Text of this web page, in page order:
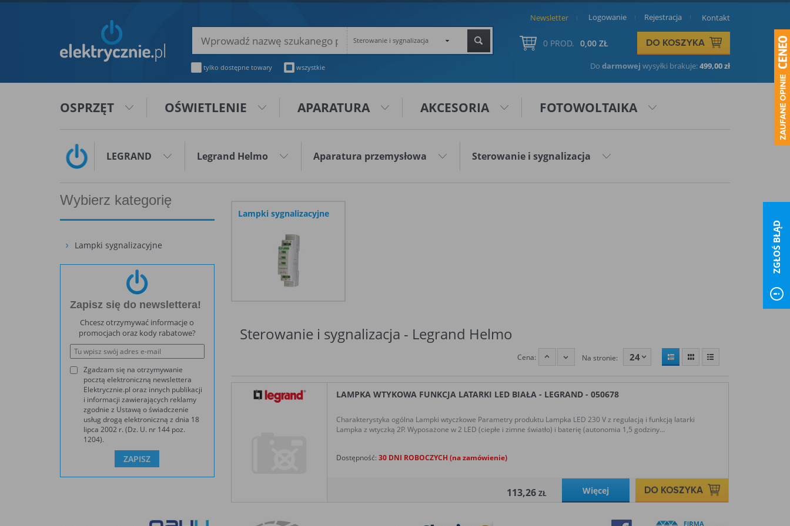
Sterowanie i sygnalizacja
tylko dostępne towary wszystkie
Newsletter Logowanie Rejestracja Kontakt
0 PROD. 0,00 ZŁ
Do darmowej wysyłki brakuje:499,00 zł
OSPRZĘT OŚWIETLENIE APARATURA AKCESORIA FOTOWOLTAIKA
LEGRAND Legrand Helmo Aparatura przemysłowa Sterowanie i sygnalizacja
Wybierz kategorię
Lampki sygnalizacyjne
Zapisz się do newslettera!
Chcesz otrzymywać informacje o
promocjach oraz kody rabatowe?
Zgadzam się na otrzymywanie
pocztą elektroniczną newslettera
Elektrycznie.pl oraz innych publikacji
i informacji zawierających reklamy
zgodnie z Ustawą o świadczenie
usług drogą elektroniczną z dnia 18
lipca 2002 r. (Dz. U. nr 144 poz.
1204).
Lampki sygnalizacyjne
Sterowanie i sygnalizacja - Legrand Helmo
Na stronie: 24
Cena:
LAMPKA WTYKOWA FUNKCJA LATARKI LED BIAŁA - LEGRAND - 050678
Charakterystyka ogólna Lampki wtyczkowe Parametry produktu Lampka LED 230 V z regulacją i funkcją latarki
Lampka z wtyczką 2P. Wyposażone w 2 LED (ciepłe i zimne światło) i baterię (autonomia 1,5 godziny...
Dostępność:30 DNI ROBOCZYCH (na zamówienie)
113,26ZŁ Więcej
ZGŁOŚ BŁĄD